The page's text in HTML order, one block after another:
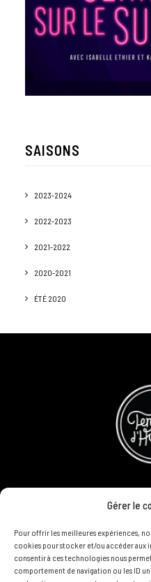
Gérer le
Pour offrir les meilleures expériences,
cookies pour stocker et/ou accéder aux
consentir à ces technologies nous
comportement de navigation ou les ID
SAISONS
2023-2024
2022-2023
2021-2022
2020-2021
ÉTÉ 2020
CONCOURS
DEVENIR
POLITIQUE DE